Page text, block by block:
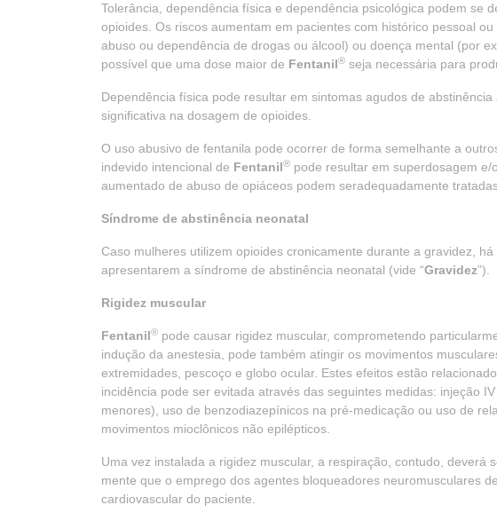
Tolerância, dependência física e dependência psicológica podem se
opioides. Os riscos aumentam em pacientes com histórico pessoal
abuso ou dependência de drogas ou álcool) ou doença mental (por
possível que uma dose maior de Fentanil® seja necessária para
Dependência física pode resultar em sintomas agudos de
significativa na dosagem de opioides.
O uso abusivo de fentanila pode ocorrer de forma semelhante a
indevido intencional de Fentanil® pode resultar em superdosagem
aumentado de abuso de opiáceos podem seradequadamente
Síndrome de abstinência neonatal
Caso mulheres utilizem opioides cronicamente durante a gravidez,
apresentarem a síndrome de abstinência neonatal (vide “Gravidez”).
Rigidez muscular
Fentanil® pode causar rigidez muscular, comprometendo
indução da anestesia, pode também atingir os movimentos
extremidades, pescoço e globo ocular. Estes efeitos estão
incidência pode ser evitada através das seguintes medidas: injeção
menores), uso de benzodiazepínicos na pré-medicação ou uso de
movimentos mioclônicos não epilépticos.
Uma vez instalada a rigidez muscular, a respiração, contudo, deverá
mente que o emprego dos agentes bloqueadores neuromusculares
cardiovascular do paciente.